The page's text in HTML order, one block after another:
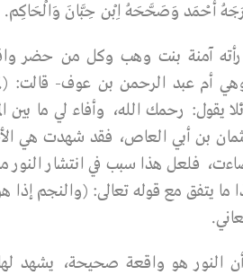
أَحْمَد وَصَحَّحَهُ اِبْن حِبَّانَ وَالْحَاكِم.
رأته آمنة بنت وهب وكل من حضر
أم عبد الرحمن بن عوف- قالت:
يقول: رحمك الله، وأفاء لي ما
بن أبي العاص، فقد شهدت هي
فلعل هذا سبب في انتشار النور
ما يتفق مع قوله تعالى: (والنجم
النور هو واقعة صحيحة، يشهد